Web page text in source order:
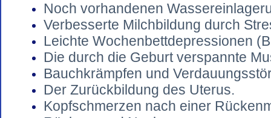
Noch vorhandenen
Verbesserte Milchbildung durch
Leichte Wochenbettdepressionen
Die durch die Geburt verspannte
Bauchkrämpfen und
Der Zurückbildung des Uterus.
Kopfschmerzen nach einer